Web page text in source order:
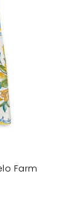
Farm